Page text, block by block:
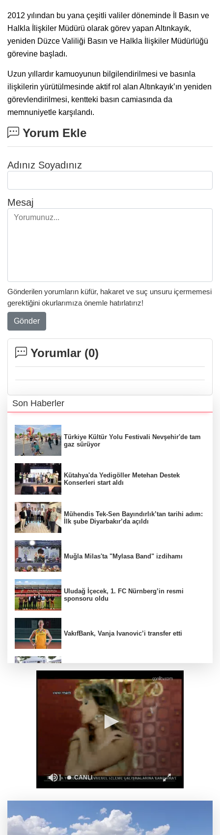
2012 yılından bu yana çeşitli valiler döneminde İl Basın ve
Halkla İlişkiler Müdürü olarak görev yapan Altınkayık,
yeniden Düzce Valiliği Basın ve Halkla İlişkiler Müdürlüğü
görevine başladı.
Uzun yıllardır kamuoyunun bilgilendirilmesi ve basınla
ilişkilerin yürütülmesinde aktif rol alan Altınkayık’ın yeniden
görevlendirilmesi, kentteki basın camiasında da
memnuniyetle karşılandı.
Yorum Ekle
Adınız Soyadınız
Mesaj
Gönderilen yorumların küfür, hakaret ve suç unsuru içermemesi
gerektiğini okurlarımıza önemle hatırlatırız!
Gönder
Yorumlar (0)
Son Haberler
Türkiye Kültür Yolu Festivali Nevşehir'de tam
gaz sürüyor
Kütahya'da Yedigöller Metehan Destek
Konserleri start aldı
Mühendis Tek-Sen Bayındırlık’tan tarihi adım:
İlk şube Diyarbakır’da açıldı
Muğla Milas'ta "Mylasa Band" izdihamı
Uludağ İçecek, 1. FC Nürnberg’in resmi
sponsoru oldu
VakıfBank, Vanja Ivanovic’i transfer etti
Eyüpsultan Meydanı'na yeni düzenleme
Terörsüz Türkiye yasa teklifi komisyondan
geçti
Muhtarlardan makarna yarışı